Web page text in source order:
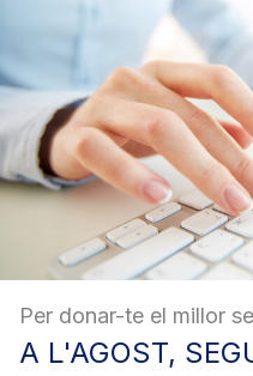
Per donar-te el millor
A L'AGOST,